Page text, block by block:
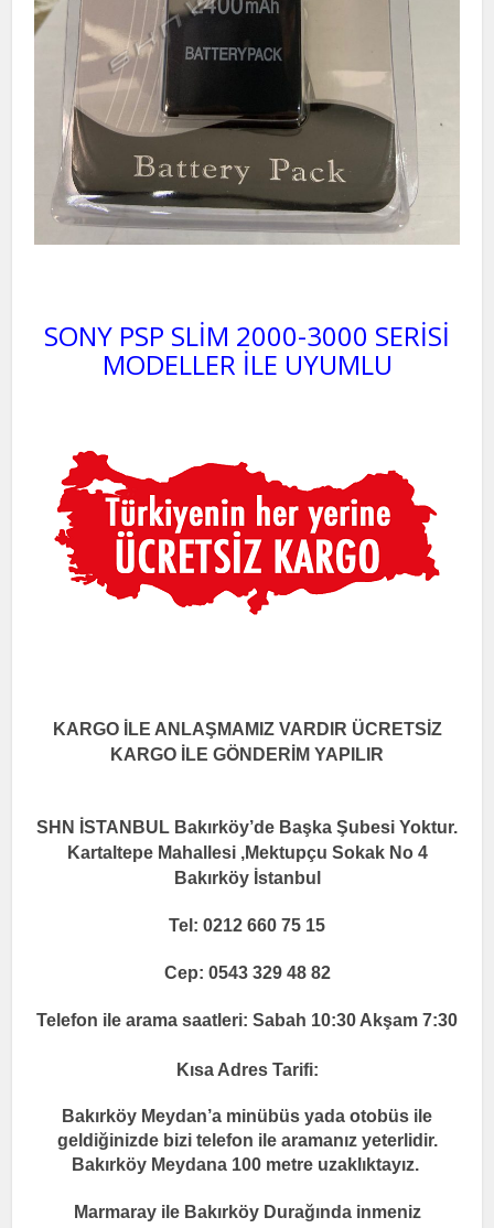
SONY PSP SLİM 2000-3000 SERİSİ
MODELLER İLE UYUMLU
KARGO İLE ANLAŞMAMIZ VARDIR ÜCRETSİZ
KARGO İLE GÖNDERİM YAPILIR
SHN İSTANBUL Bakırköy’de Başka Şubesi Yoktur.
Kartaltepe Mahallesi ,Mektupçu Sokak No 4
Bakırköy İstanbul
Tel: 0212 660 75 15
Cep: 0543 329 48 82
Telefon ile arama saatleri: Sabah 10:30 Akşam 7:30
Kısa Adres Tarifi:
Bakırköy Meydan’a minübüs yada otobüs ile
geldiğinizde bizi telefon ile aramanız yeterlidir.
Bakırköy Meydana 100 metre uzaklıktayız.
Marmaray ile Bakırköy Durağında inmeniz